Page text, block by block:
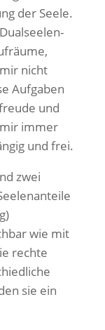
der Seele.
nicht
Aufgaben
und
immer
und frei.
zwei
wie mit
rechte
sie ein